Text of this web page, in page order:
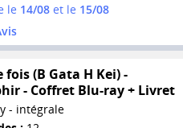
le 14/08et le 15/08
(B Gata H Kei) -
- Coffret Blu-ray + Livret
- intégrale